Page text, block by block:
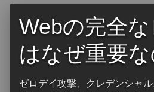
Webの完全
はなぜ重要
ゼロデイ攻撃、クレデンシャ